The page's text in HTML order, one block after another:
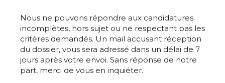
Nom
Prénom
Adresse email*
Nous ne pouvons répondre aux candidatures
incomplètes, hors sujet ou ne respectant pas les
critères demandés. Un mail accusant réception
du dossier, vous sera adressé dans un délai de 7
jours après votre envoi. Sans réponse de notre
part, merci de vous en inquiéter.